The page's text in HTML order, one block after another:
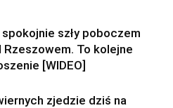
szły poboczem
Rzeszowem. To kolejne
[WIDEO]
zjedzie dziś na